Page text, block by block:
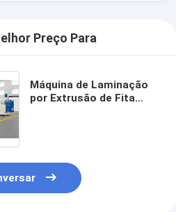
Preço Para
Máquina de Laminação
por Extrusão de Fita